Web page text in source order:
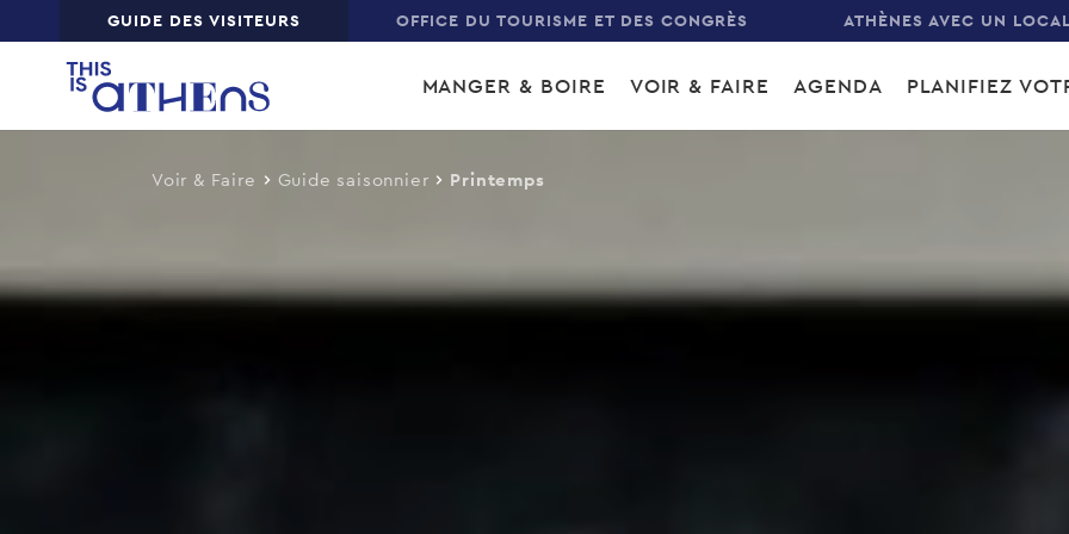
content
Top GUIDE DES VISITEURS OFFICE DU TOURISME ET DES CONGRÈS ATHÈNES AVEC UN LOCAL
Main
navigation
MANGER & BOIRE VOIR & FAIRE AGENDA PLANIFIEZ
Voir & Faire Guide saisonnier Printemps